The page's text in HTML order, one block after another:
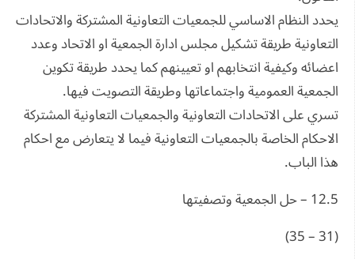
يحدد النظام الاساسي للجمعيات التعاونية المشتركة والاتحادات
التعاونية طريقة تشكيل مجلس ادارة الجمعية او الاتحاد وعدد
اعضائه وكيفية انتخابهم او تعيينهم كما يحدد طريقة تكوين
الجمعية العمومية واجتماعاتها وطريقة التصويت فيها.
تسري على الاتحادات التعاونية والجمعيات التعاونية المشتركة
الاحكام الخاصة بالجمعيات التعاونية فيما لا يتعارض مع احكام
هذا الباب.
12.5 – حل الجمعية وتصفيتها
(31 – 35)